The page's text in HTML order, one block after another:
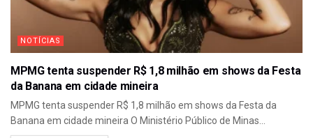
NOTÍCIAS
MPMG tenta suspender R$ 1,8 milhão em shows da Festa
da Banana em cidade mineira
MPMG tenta suspender R$ 1,8 milhão em shows da Festa da
Banana em cidade mineira O Ministério Público de Minas...